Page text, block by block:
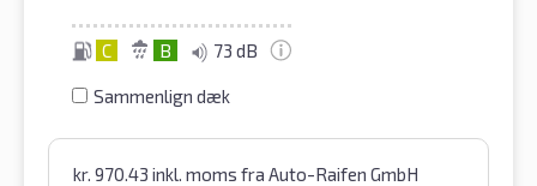
C B 73 dB
Sammenlign dæk
kr. 970.43 inkl. moms fra Auto-Raifen GmbH